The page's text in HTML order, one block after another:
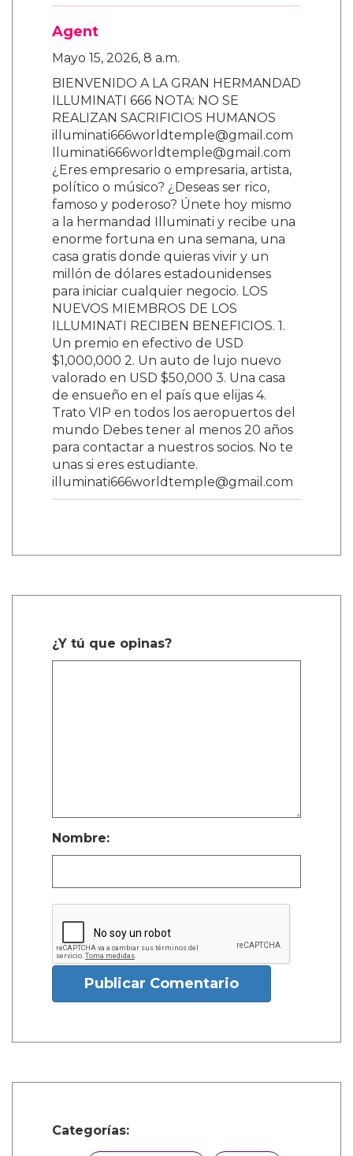
Agent
Mayo 15, 2026, 8 a.m.
BIENVENIDO A LA GRAN HERMANDAD
ILLUMINATI 666 NOTA: NO SE
REALIZAN SACRIFICIOS HUMANOS
illuminati666worldtemple@gmail.com
lluminati666worldtemple@gmail.com
¿Eres empresario o empresaria, artista,
político o músico? ¿Deseas ser rico,
famoso y poderoso? Únete hoy mismo
a la hermandad Illuminati y recibe una
enorme fortuna en una semana, una
casa gratis donde quieras vivir y un
millón de dólares estadounidenses
para iniciar cualquier negocio. LOS
NUEVOS MIEMBROS DE LOS
ILLUMINATI RECIBEN BENEFICIOS. 1.
Un premio en efectivo de USD
$1,000,000 2. Un auto de lujo nuevo
valorado en USD $50,000 3. Una casa
de ensueño en el país que elijas 4.
Trato VIP en todos los aeropuertos del
mundo Debes tener al menos 20 años
para contactar a nuestros socios. No te
unas si eres estudiante.
illuminati666worldtemple@gmail.com
¿Y tú que opinas?
Nombre:
Publicar Comentario
Categorías: